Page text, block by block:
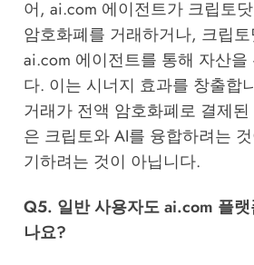
어, ai.com 에이전트가 크립토
암호화폐를 거래하거나, 크립
ai.com 에이전트를 통해 자산을
다. 이는 시너지 효과를 창출합
거래가 전액 암호화폐로 결제
은 크립토와 AI를 융합하려는
기하려는 것이 아닙니다.
Q5. 일반 사용자도 ai.com 플
나요?